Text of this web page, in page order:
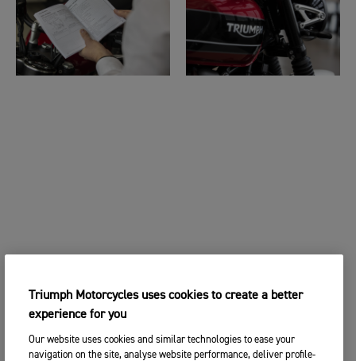
Triumph Motorcycles uses cookies to create a better
experience for you
Our website uses cookies and similar technologies to ease your
navigation on the site, analyse website performance, deliver profile-